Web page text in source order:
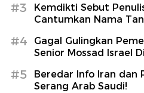
#3
Kemdikti Sebut
Cantumkan Nama
#4
Gagal Gulingkan
Senior Mossad Israel
#5
Beredar Info Iran dan
Serang Arab Saudi!